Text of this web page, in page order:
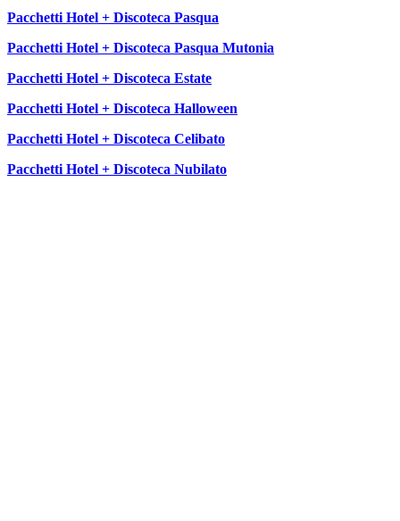
Pacchetti Hotel + Discoteca Pasqua
Pacchetti Hotel + Discoteca Pasqua Mutonia
Pacchetti Hotel + Discoteca Estate
Pacchetti Hotel + Discoteca Halloween
Pacchetti Hotel + Discoteca Celibato
Pacchetti Hotel + Discoteca Nubilato